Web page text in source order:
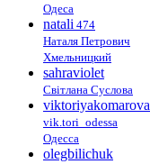
Одеса
natali 474
Наталя Петрович
Хмельницкий
sahraviolet
Світлана Суслова
viktoriyakomarova
vik.tori_odessa
Одесса
olegbilichuk